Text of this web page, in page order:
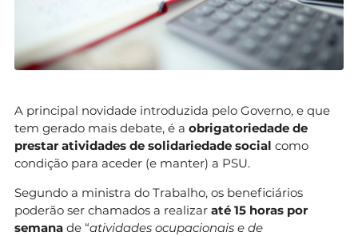
A principal novidade introduzida pelo Governo, e que
tem gerado mais debate, é a obrigatoriedade de
prestar atividades de solidariedade social como
condição para aceder (e manter) a PSU.
Segundo a ministra do Trabalho, os beneficiários
poderão ser chamados a realizar até 15 horas por
semana de “atividades ocupacionais e de